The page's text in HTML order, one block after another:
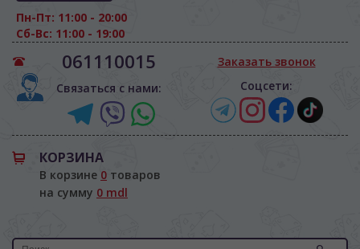
Пн-Пт: 11:00 - 20:00
Сб-Вс: 11:00 - 19:00
061110015
Связаться с нами:
Заказать звонок
Соцсети:
КОРЗИНА
В корзине 0 товаров
на сумму 0 mdl